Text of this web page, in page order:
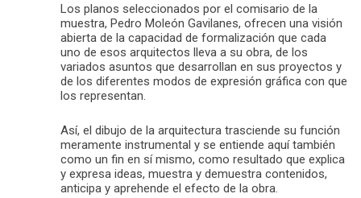
Los planos seleccionados por el comisario de la
muestra, Pedro Moleón Gavilanes, ofrecen una visión
abierta de la capacidad de formalización que cada
uno de esos arquitectos lleva a su obra, de los
variados asuntos que desarrollan en sus proyectos y
de los diferentes modos de expresión gráfica con que
los representan.
Así, el dibujo de la arquitectura trasciende su función
meramente instrumental y se entiende aquí también
como un fin en sí mismo, como resultado que explica
y expresa ideas, muestra y demuestra contenidos,
anticipa y aprehende el efecto de la obra.